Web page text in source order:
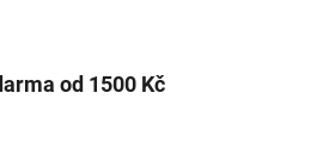
od 1500 Kč